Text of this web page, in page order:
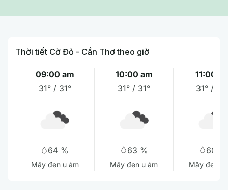
Thời tiết Cờ Đỏ - Cần Thơ theo giờ
09:00 am
31° / 31°
64 %
Mây đen u ám
10:00 am
31° / 31°
63 %
Mây đen u ám
11:00
31° /
60 %
Mây đen u